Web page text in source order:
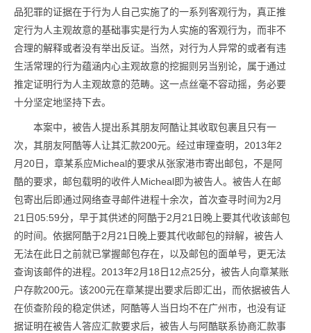
品犯罪的证据在于行为人自己实施了的一系列客观行为，真正推
定行为人主观故意的基础事实是行为人实施的客观行为，而非不
合理的解释或者没有举出反证。当然，对行为人异常的或者有违
生活常理的行为蕴涵内心主观故意的挖掘则另当别论，属于通过
推定证明行为人主观故意的范畴。这一点丝毫不容动摇，务必要
十分坚定地坚持下去。
本案中，被告人提出系其朋友阿酷让其收取包裹且只有一
次，其朋友阿酷等人让其汇款200元。经过审理查明，2013年2
月20日，章某系应Micheal的要求从张家港市寄出邮包，不是阿
酷的要求，邮包载明的收件人Micheal即为被告人。被告人在邮
包寄出后即通过网络查寻邮件进程十余次，首次查寻时间为2月
21日05:59分，早于其供述的阿酷于2月21日晚上要其代收该邮包
的时间。依据阿酷于2月21日晚上要其代收邮包的辩解，被告人
无法在此日之前就已掌握邮包存在，以及邮包的面单号，更无法
查询该邮件的进程。2013年2月18日12点25分，被告人向章某账
户存款200元。该200元在章某提出要求后即汇出，而依据被告人
在侦查阶段的稳定供述，阿酷等人当日均不在广州市，也没有证
据证明在被告人答应汇款要求后，被告人与阿酷联系协商汇款事